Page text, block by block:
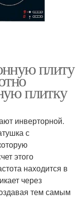
плиту
плитку
инверторной.
с
этого
находится в
через
тем самым